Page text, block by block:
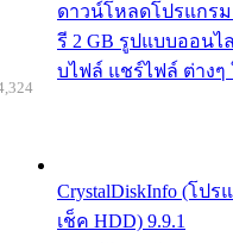
ดาวน์โหลดโปรแกรม
รี 2 GB รูปแบบออนไ
บไฟล์ แชร์ไฟล์ ต่างๆ
CrystalDiskInfo (โปร
เช็ค HDD) 9.9.1